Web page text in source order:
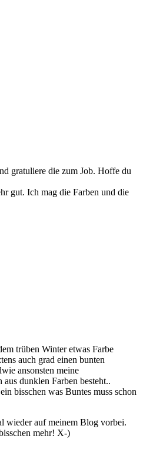
gratuliere die zum Job. Hoffe du
gut. Ich mag die Farben und die
trüben Winter etwas Farbe
auch grad einen bunten
ansonsten meine
aus dunklen Farben besteht..
bisschen was Buntes muss schon
wieder auf meinem Blog vorbei.
mehr! X-)